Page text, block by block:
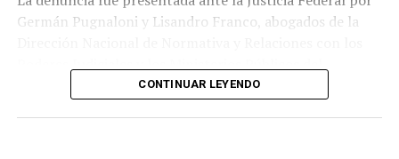
sesión del Comité de Patrimonio Mundial, prevista para
resolución oficial será dada a conocer en los próximos
Germán Pugnaloni y Lisandro Franco, abogados de la
Ministerio de Seguridad Nacional.
En el escrito plantean que los hechos podrían constituir
CONTINUAR LEYENDO